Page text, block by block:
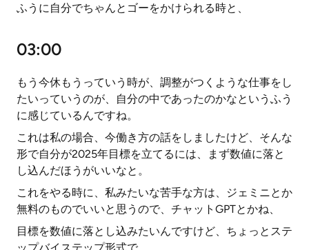
ふうに自分でちゃんとゴーをかけられる時と、
03:00
もう今休もうっていう時が、調整がつくような仕事をし
たいっていうのが、自分の中であったのかなというふう
に感じているんですね。
これは私の場合、今働き方の話をしましたけど、そんな
形で自分が2025年目標を立てるには、まず数値に落と
し込んだほうがいいなと。
これをやる時に、私みたいな苦手な方は、ジェミニとか
無料のものでいいと思うので、チャットGPTとかね、
目標を数値に落とし込みたいんですけど、ちょっとステ